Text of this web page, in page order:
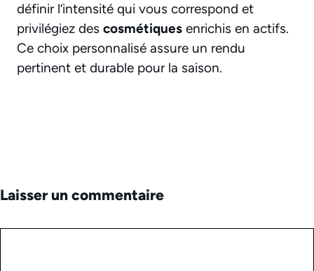
définir l’intensité qui vous correspond et
privilégiez des cosmétiques enrichis en actifs.
Ce choix personnalisé assure un rendu
pertinent et durable pour la saison.
Laisser un commentaire